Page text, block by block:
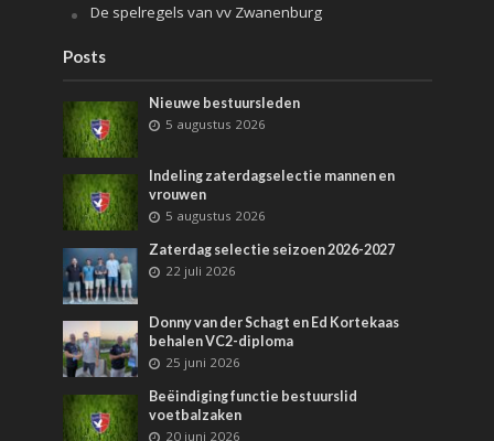
De spelregels van vv Zwanenburg
Posts
Nieuwe bestuursleden
5 augustus 2026
Indeling zaterdagselectie mannen en
vrouwen
5 augustus 2026
Zaterdag selectie seizoen 2026-2027
22 juli 2026
Donny van der Schagt en Ed Kortekaas
behalen VC2-diploma
25 juni 2026
Beëindiging functie bestuurslid
voetbalzaken
20 juni 2026